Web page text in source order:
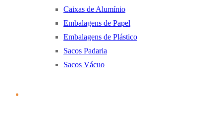
Caixas de Alumínio
Embalagens de Papel
Embalagens de Plástico
Sacos Padaria
Sacos Vácuo